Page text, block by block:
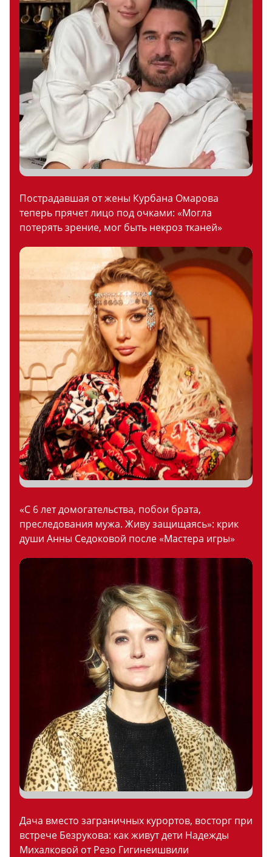
Пострадавшая от жены Курбана Омарова
теперь прячет лицо под очками: «Могла
потерять зрение, мог быть некроз тканей»
«С 6 лет домогательства, побои брата,
преследования мужа. Живу защищаясь»: крик
души Анны Седоковой после «Мастера игры»
Дача вместо заграничных курортов, восторг при
встрече Безрукова: как живут дети Надежды
Михалковой от Резо Гигинеишвили